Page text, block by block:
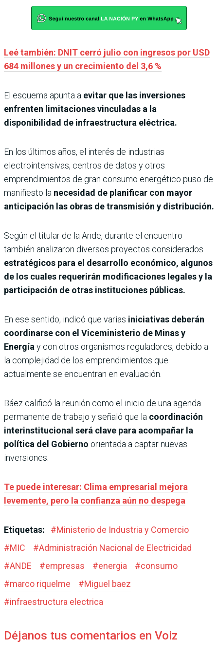
Leé también: DNIT cerró julio con ingresos por USD
684 millones y un crecimiento del 3,6 %
El esquema apunta a evitar que las inversiones
enfrenten limitaciones vinculadas a la
disponibilidad de infraestructura eléctrica.
En los últimos años, el interés de industrias
electrointensivas, centros de datos y otros
emprendimientos de gran consumo energético puso de
manifiesto la necesidad de planificar con mayor
anticipación las obras de transmisión y distribución.
Según el titular de la Ande, durante el encuentro
también analizaron diversos proyectos considerados
estratégicos para el desarrollo económico, algunos
de los cuales requerirán modificaciones legales y la
participación de otras instituciones públicas.
En ese sentido, indicó que varias iniciativas deberán
coordinarse con el Viceministerio de Minas y
Energíay con otros organismos reguladores, debido a
la complejidad de los emprendimientos que
actualmente se encuentran en evaluación.
Báez calificó la reunión como el inicio de una agenda
permanente de trabajo y señaló que la coordinación
interinstitucional será clave para acompañar la
política del Gobierno orientada a captar nuevas
inversiones.
Te puede interesar: Clima empresarial mejora
levemente, pero la confianza aún no despega
Etiquetas: #Ministerio de Industria y Comercio
#MIC #Administración Nacional de Electricidad
#ANDE #empresas #energia #consumo
#marco riquelme #Miguel baez
#infraestructura electrica
Déjanos tus comentarios en Voiz